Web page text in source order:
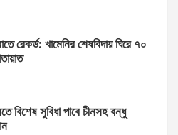
রেকর্ড: খামেনির শেষবিদায় ঘিরে ৭০
বিশেষ সুবিধা পাবে চীনসহ বন্ধু